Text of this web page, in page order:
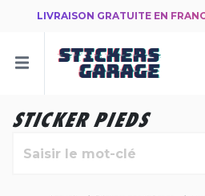
LIVRAISON GRATUITE EN
STICKER PIEDS